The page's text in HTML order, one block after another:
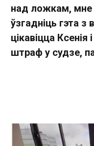
над ложкам, мне
ўзгадніць гэта
цікавіцца
штраф у судзе,